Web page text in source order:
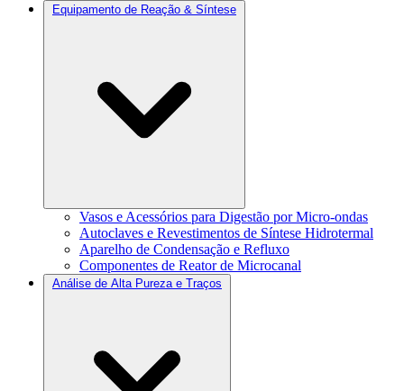
Equipamento de Reação & Síntese
Vasos e Acessórios para Digestão por Micro-ondas
Autoclaves e Revestimentos de Síntese Hidrotermal
Aparelho de Condensação e Refluxo
Componentes de Reator de Microcanal
Análise de Alta Pureza e Traços